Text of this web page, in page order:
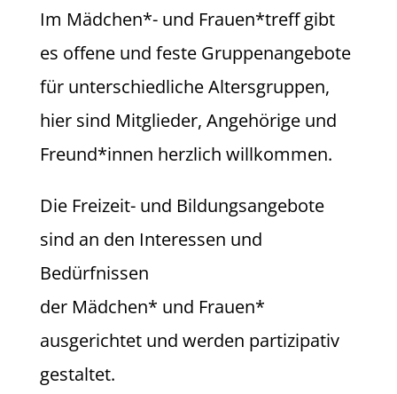
Im Mädchen*- und Frauen*treff gibt
es offene und feste Gruppenangebote
für unterschiedliche Altersgruppen,
hier sind Mitglieder, Angehörige und
Freund*innen herzlich willkommen.
Die Freizeit- und Bildungsangebote
sind an den Interessen und
Bedürfnissen
der Mädchen* und Frauen*
ausgerichtet und werden partizipativ
gestaltet.